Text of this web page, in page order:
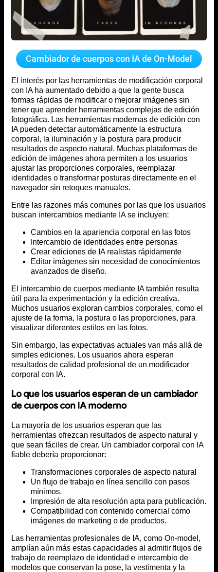
Cambiador de cuerpos con IA de On-Model
El interés por las herramientas de modificación corporal
con IA ha aumentado debido a que la gente busca
formas rápidas de modificar o mejorar imágenes sin
tener que aprender herramientas complejas de edición
fotográfica. Las herramientas modernas de edición con
IA pueden detectar automáticamente la estructura
corporal, la iluminación y la postura para producir
resultados de aspecto natural. Muchas plataformas de
edición de imágenes ahora permiten a los usuarios
ajustar las proporciones corporales, reemplazar
identidades o transformar posturas directamente en el
navegador sin retoques manuales.
Entre las razones más comunes por las que los usuarios
buscan intercambios mediante IA se incluyen:
Cambios en la apariencia corporal en las fotos
Intercambio de identidades entre personas
Crear ediciones de IA realistas rápidamente
Editar imágenes sin necesidad de conocimientos
avanzados de diseño.
El intercambio de cuerpos mediante IA también resulta
útil para la experimentación y la edición creativa.
Muchos usuarios exploran cambios corporales, como el
ajuste de la forma, la postura o las proporciones, para
visualizar diferentes estilos en las fotos.
Sin embargo, las expectativas actuales van más allá de
simples ediciones. Los usuarios ahora esperan
resultados de calidad profesional de un modificador
corporal con IA.
Lo que los usuarios esperan de un cambiador
de cuerpos con IA moderno
La mayoría de los usuarios esperan que las
herramientas ofrezcan resultados de aspecto natural y
que sean fáciles de crear. Un cambiador corporal con IA
fiable debería proporcionar:
Transformaciones corporales de aspecto natural
Un flujo de trabajo en línea sencillo con pasos
mínimos.
Impresión de alta resolución apta para publicación.
Compatibilidad con contenido comercial como
imágenes de marketing o de productos.
Las herramientas profesionales de IA, como On-model,
amplían aún más estas capacidades al admitir flujos de
trabajo de reemplazo de identidad e intercambio de
modelos que conservan la pose, la vestimenta y la